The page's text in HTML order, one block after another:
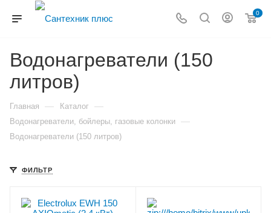
0
Водонагреватели (150
литров)
Главная — Каталог —
Водонагреватели, бойлеры, газовые колонки —
Водонагреватели (150 литров)
ФИЛЬТР